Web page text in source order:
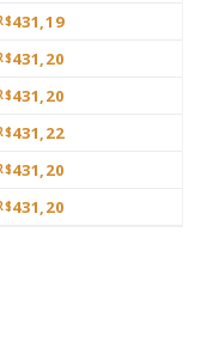
R$431,19
R$431,20
R$431,20
R$431,22
R$431,20
R$431,20